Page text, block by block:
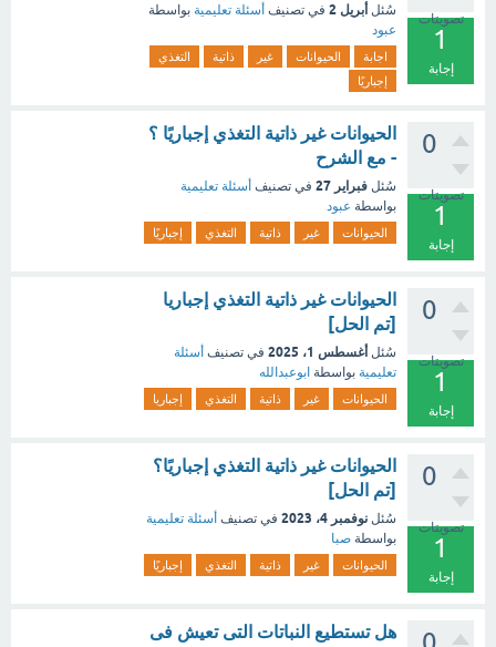
تصويتات
1
إجابة
سُئل أبريل 2 في تصنيف أسئلة تعليمية بواسطة
عبود
اجابة الحيوانات غير ذاتية
التغذي
إجباريًا
0
تصويتات
1
إجابة
الحيوانات غير ذاتية التغذي إجباريًا ؟
- مع الشرح
سُئل فبراير 27 في تصنيف أسئلة تعليمية
بواسطة عبود
الحيوانات غير ذاتية التغذي إجباريًا
0
تصويتات
1
إجابة
الحيوانات غير ذاتية التغذي إجباريا
[تم الحل]
سُئل أغسطس 1، 2025 في تصنيف أسئلة
تعليمية بواسطة ابوعبدالله
الحيوانات غير ذاتية التغذي إجباريا
0
تصويتات
1
إجابة
الحيوانات غير ذاتية التغذي إجباريًا؟
[تم الحل]
سُئل نوفمبر 4، 2023 في تصنيف أسئلة تعليمية
بواسطة صبا
الحيوانات غير ذاتية التغذي إجباريًا
هل تستطيع النباتات التى تعيش فى